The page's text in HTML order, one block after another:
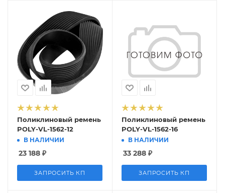
Поликлиновый ремень
POLY-VL-1562-12
В НАЛИЧИИ
23 188 ₽
ЗАПРОСИТЬ КП
Поликлиновый ремень
POLY-VL-1562-16
В НАЛИЧИИ
33 288 ₽
ЗАПРОСИТЬ КП